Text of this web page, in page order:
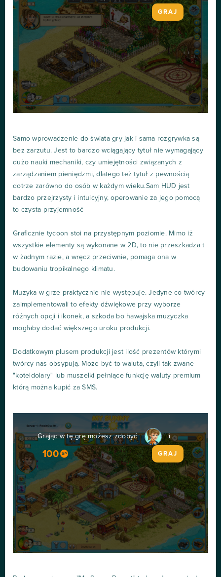
GRAJ
Samo wprowadzenie do świata gry jak i sama rozgrywka są
bez zarzutu. Jest to bardzo wciągający tytuł nie wymagający
dużo nauki mechaniki, czy umiejętności związanych z
zarządzaniem pieniędzmi, dlatego też tytuł z pewnością
dotrze zarówno do osób w każdym wieku.Sam HUD jest
bardzo przejrzysty i intuicyjny, operowanie za jego pomocą
to czysta przyjemność
Graficznie tycoon stoi na przystępnym poziomie. Mimo iż
wszystkie elementy są wykonane w 2D, to nie przeszkadza t
w żadnym razie, a wręcz przeciwnie, pomaga ona w
budowaniu tropikalnego klimatu.
Muzyka w grze praktycznie nie występuje. Jedyne co twórcy
zaimplementowali to efekty dźwiękowe przy wyborze
różnych opcji i ikonek, a szkoda bo hawajska muzyczka
mogłaby dodać większego uroku produkcji.
Dodatkowym plusem produkcji jest ilość prezentów którymi
twórcy nas obsypują. Może być to waluta, czyli tak zwane
"koteldolary" lub muszelki pełniące funkcję waluty premium
którą można kupić za SMS.
Grając w tę grę możesz zdobyć i
100 GRAJ